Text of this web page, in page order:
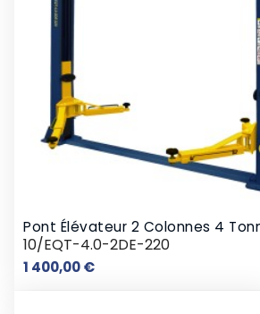
Pont Élévateur 2 Colonnes 4
10/EQT-4.0-2DE-220
1 400,00 €Prix